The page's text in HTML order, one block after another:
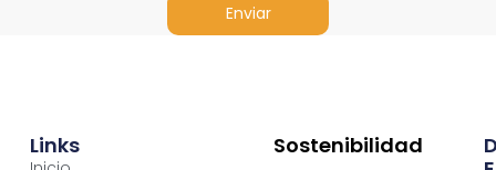
Enviar
Links Sostenibilidad